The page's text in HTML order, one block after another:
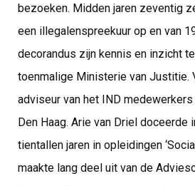
bezoeken. Midden jaren zeventig
een illegalenspreekuur op en van
decorandus zijn kennis en inzicht
toenmalige Ministerie van Justitie.
adviseur van het IND
Den Haag. Arie van Driel doceerde
tientallen jaren in opleidingen
maakte lang deel uit van de